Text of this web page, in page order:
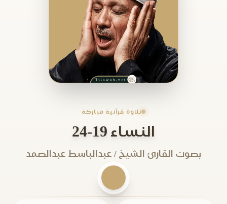
تلاوة قرآنية مباركة
النساء 19-24
بصوت القارئ الشيخ / عبدالباسط عبدالصمد